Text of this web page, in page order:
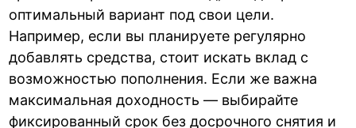
оптимальный вариант под свои цели.
Например, если вы планируете регулярно
добавлять средства, стоит искать вклад с
возможностью пополнения. Если же важна
максимальная доходность — выбирайте
фиксированный срок без досрочного снятия и